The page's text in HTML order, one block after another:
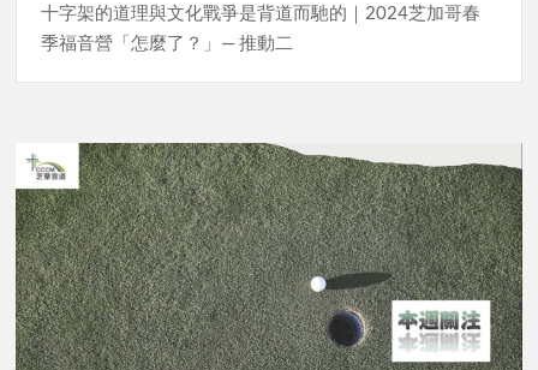
十字架的道理與文化戰爭是背道而馳的｜2024芝加哥春
季福音營「怎麼了？」— 推動二